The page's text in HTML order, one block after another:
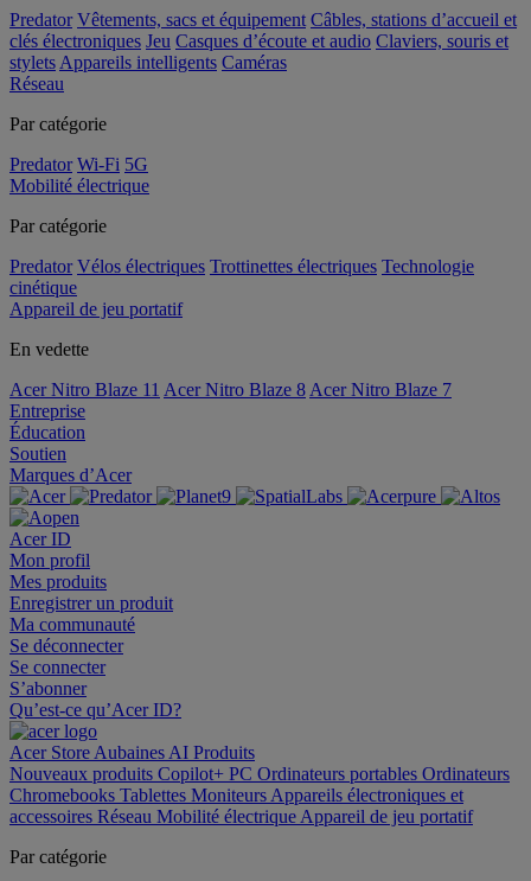
Predator Vêtements, sacs et équipement Câbles, stations d’accueil et
clés électroniques Jeu Casques d’écoute et audio Claviers, souris et
stylets Appareils intelligents Caméras
Réseau
Par catégorie
Predator Wi-Fi 5G
Mobilité électrique
Par catégorie
Predator Vélos électriques Trottinettes électriques Technologie
cinétique
Appareil de jeu portatif
En vedette
Acer Nitro Blaze 11 Acer Nitro Blaze 8 Acer Nitro Blaze 7
Entreprise
Éducation
Soutien
Marques d’Acer
Acer ID
Mon profil
Mes produits
Enregistrer un produit
Ma communauté
Se déconnecter
Se connecter
S’abonner
Qu’est-ce qu’Acer ID?
Acer Store Aubaines AI Produits
Nouveaux produits Copilot+ PC Ordinateurs portables Ordinateurs
Chromebooks Tablettes Moniteurs Appareils électroniques et
accessoires Réseau Mobilité électrique Appareil de jeu portatif
Par catégorie